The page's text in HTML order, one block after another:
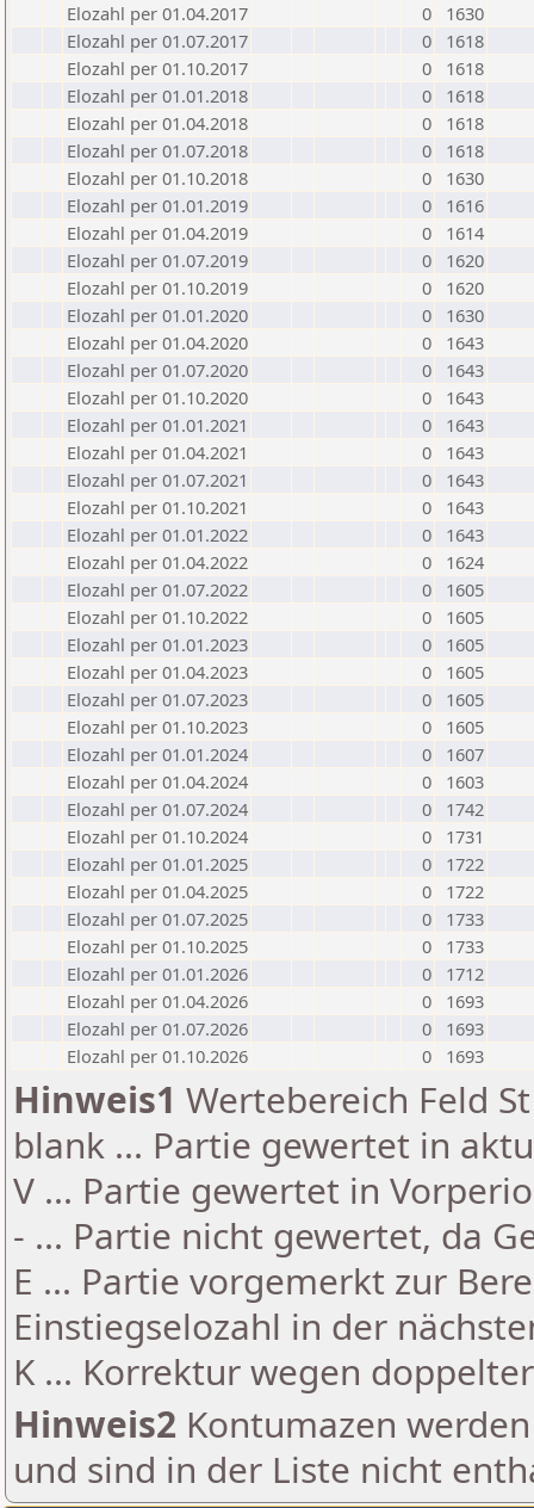
Elozahl per 01.04.2017
0
1630
Elozahl per 01.07.2017
0
1618
Elozahl per 01.10.2017
0
1618
Elozahl per 01.01.2018
0
1618
Elozahl per 01.04.2018
0
1618
Elozahl per 01.07.2018
0
1618
Elozahl per 01.10.2018
0
1630
Elozahl per 01.01.2019
0
1616
Elozahl per 01.04.2019
0
1614
Elozahl per 01.07.2019
0
1620
Elozahl per 01.10.2019
0
1620
Elozahl per 01.01.2020
0
1630
Elozahl per 01.04.2020
0
1643
Elozahl per 01.07.2020
0
1643
Elozahl per 01.10.2020
0
1643
Elozahl per 01.01.2021
0
1643
Elozahl per 01.04.2021
0
1643
Elozahl per 01.07.2021
0
1643
Elozahl per 01.10.2021
0
1643
Elozahl per 01.01.2022
0
1643
Elozahl per 01.04.2022
0
1624
Elozahl per 01.07.2022
0
1605
Elozahl per 01.10.2022
0
1605
Elozahl per 01.01.2023
0
1605
Elozahl per 01.04.2023
0
1605
Elozahl per 01.07.2023
0
1605
Elozahl per 01.10.2023
0
1605
Elozahl per 01.01.2024
0
1607
Elozahl per 01.04.2024
0
1603
Elozahl per 01.07.2024
0
1742
Elozahl per 01.10.2024
0
1731
Elozahl per 01.01.2025
0
1722
Elozahl per 01.04.2025
0
1722
Elozahl per 01.07.2025
0
1733
Elozahl per 01.10.2025
0
1733
Elozahl per 01.01.2026
0
1712
Elozahl per 01.04.2026
0
1693
Elozahl per 01.07.2026
0
1693
Elozahl per 01.10.2026
0 1693
Hinweis1 Wertebereich Feld
blank ... Partie gewertet in
V ... Partie gewertet in
- ... Partie nicht gewertet, da
E ... Partie vorgemerkt zur
Einstiegselozahl in der
K ... Korrektur wegen
Hinweis2 Kontumazen
und sind in der Liste nicht